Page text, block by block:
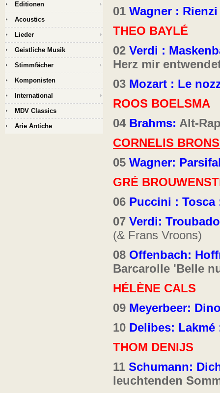
01 Wagner :
THEO BAYLÉ
02 Verdi :
Herz mir
03 Mozart : Le
ROOS BOELSMA
04 Brahms: Alt-
CORNELIS
05 Wagner:
GRÉ
06 Puccini : Tosca
07 Verdi:
(& Frans Vroons)
08 Offenbach:
Barcarolle 'Belle
HÉLÈNE CALS
09 Meyerbeer:
10 Delibes: Lakmé
THOM DENIJS
11 Schumann:
leuchtenden
Editionen
Acoustics
Lieder
Geistliche Musik
Stimmfächer
Komponisten
International
MDV Classics
Arie Antiche